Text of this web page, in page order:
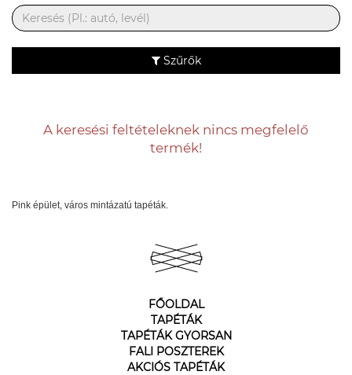
Szűrők
A keresési feltételeknek nincs megfelelő
termék!
Pink épület, város mintázatú tapéták.
FŐOLDAL
TAPÉTÁK
TAPÉTÁK GYORSAN
FALI POSZTEREK
AKCIÓS TAPÉTÁK